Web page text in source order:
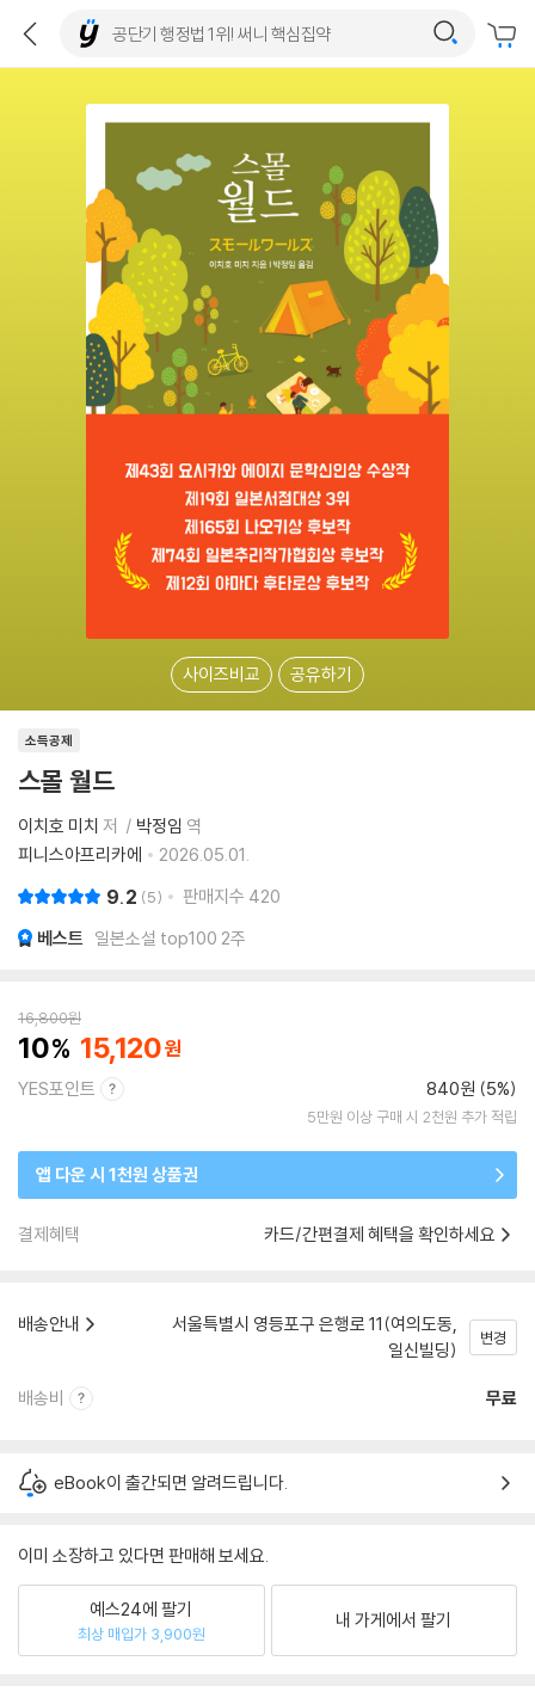
사이즈비교 공유하기
소득공제
스몰 월드
이치호 미치 저 박정임 역
피니스아프리카에
2026.05.01.
9.2 5 판매지수 420
베스트 일본소설 top100 2주
16,800원
10 15,120
YES포인트 840원 (5%)
5만원 이상 구매 시 2천원 추가 적립
앱 다운 시 1천원 상품권
결제혜택 카드/간편결제 혜택을 확인하세요
배송안내
서울특별시 영등포구 은행로 11(여의도동,
일신빌딩)
변경
배송비 무료
eBook이 출간되면 알려드립니다.
이미 소장하고 있다면 판매해 보세요.
예스24에 팔기
최상 매입가 3,900원
내 가게에서 팔기